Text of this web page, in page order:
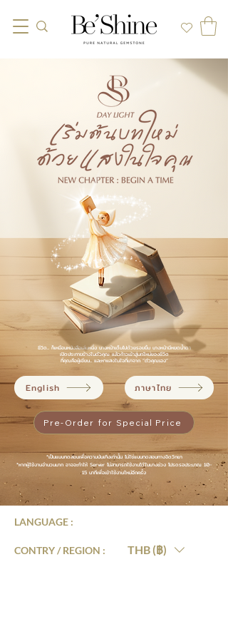
ชีวิต... ก็เหมือนหนังสือเล่มหนึ่ง บางหน้าเต็มไปด้วยรอยยิ้ม บางหน้ามีหยดน้ำตา
เปิดประกายข้างในตัวคุณ แล้วก้าวเข้าสู่บทใหม่ของชีวิต
ที่คุณคือผู้เขียน... และหาแสงในใจที่มาจาก “ตัวคุณเอง”
English ภาษาไทย
Pre-Order for Special Price
*เป็นแบบทดสอบเพื่อความบันเทิงเท่านั้น ไม่ใช่แบบทดสอบทางจิตวิทยา
*หากผู้ใช้งานจำนวนมาก อาจจะทำให้ Server ไม่สามารถใช้งานได้ในบางช่วง โปรดรอประมาณ 10-
15 นาทีเพื่อเข้าใช้งานใหม่อีกครั้ง
LANGUAGE :
CONTRY / REGION : THB (฿)